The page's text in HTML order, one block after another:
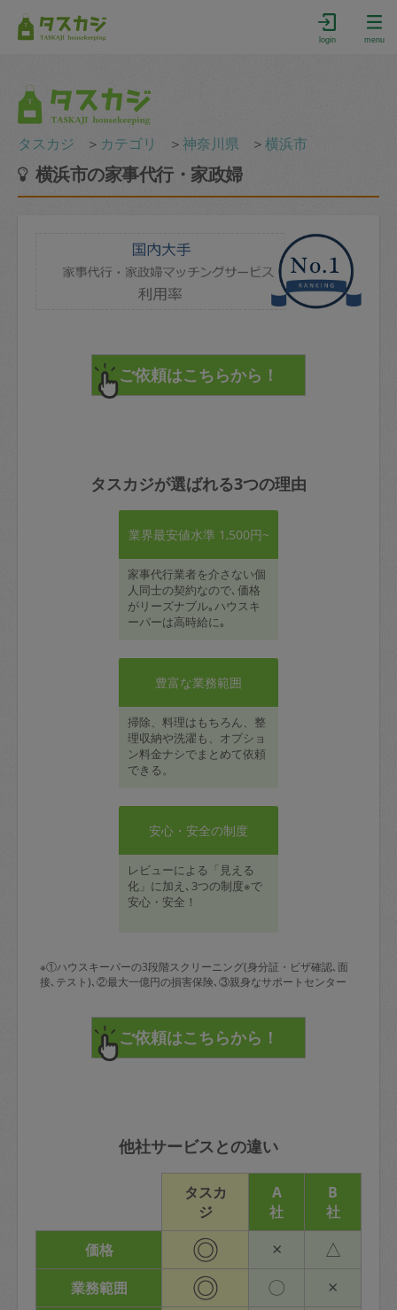
login menu
タスカジ ＞ カテゴリ ＞神奈川県 ＞横浜市
横浜市の家事代行・家政婦
タスカジが選ばれる3つの理由
業界最安値水準 1,500円~
家事代行業者を介さない個
人同士の契約なので､価格
がリーズナブル｡ハウスキ
ーパーは高時給に｡
豊富な業務範囲
掃除、料理はもちろん、整
理収納や洗濯も、オプショ
ン料金ナシでまとめて依頼
できる。
安心・安全の制度
レビューによる「見える
化」に加え､3つの制度※で
安心・安全！
※①ハウスキーパーの3段階スクリーニング(身分証・ビザ確認､面
接､テスト)､②最大一億円の損害保険､③親身なサポートセンター
他社サービスとの違い
タスカ
ジ
A
社
B
社
価格
◎ × △
業務範囲 ◎ 〇 ×